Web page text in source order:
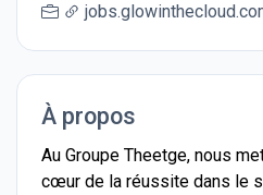
À propos
Au Groupe Theetge, nous
cœur de la réussite dans le